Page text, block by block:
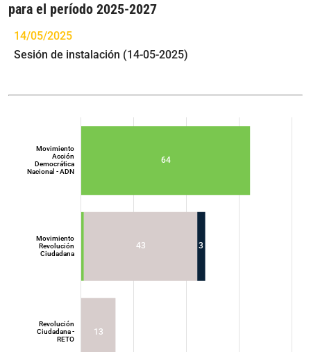
para el período 2025-2027
14/05/2025
Sesión de instalación (14-05-2025)
64
13
43 3
Revolución
Ciudadana -
RETO
Movimiento
Revolución
Ciudadana
Movimiento
Acción
Democrática
Nacional - ADN